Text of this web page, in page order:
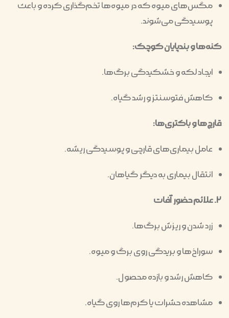
مگس‌های میوه که در میوه‌ها تخم‌گذاری کرده و باعث
پوسیدگی می‌شوند.
کنه‌ها و بندپایان کوچک:
ایجاد لکه و خشکیدگی برگ‌ها.
کاهش فتوسنتز و رشد گیاه.
قارچ‌ها و باکتری‌ها:
عامل بیماری‌های قارچی و پوسیدگی ریشه.
انتقال بیماری به دیگر گیاهان.
۲. علائم حضور آفات
زرد شدن و ریزش برگ‌ها.
سوراخ‌ها و بریدگی روی برگ و میوه.
کاهش رشد و بازده محصول.
مشاهده حشرات یا کرم‌ها روی گیاه.